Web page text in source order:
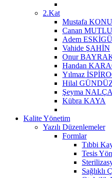
2.Kat
Mustafa
Canan
Adem
Vahide ŞAHİN
Onur
Handan
Yılmaz
Hilal
Şeyma
Kübra KAYA
Kalite Yönetim
Yazılı Düzenlemeler
Formlar
Tıbbi
Tesis
Sağlıklı